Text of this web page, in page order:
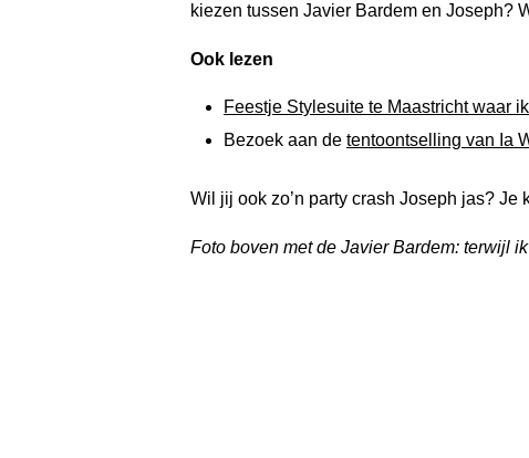
kiezen tussen Javier Bardem en Joseph?
Ook lezen
Feestje Stylesuite te Maastricht waar
Bezoek aan de tentoontselling van Ia
Wil jij ook zo’n party crash Joseph jas? Je
Foto boven met de Javier Bardem: terwijl